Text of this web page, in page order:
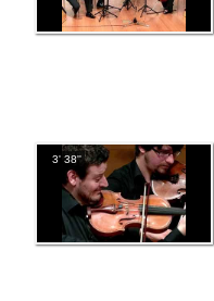
3' 38''